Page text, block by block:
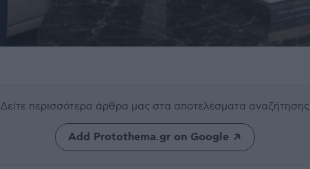
Δείτε περισσότερα άρθρα μας στα αποτελέσματα αναζήτησης
Add Protothema.gr on Google